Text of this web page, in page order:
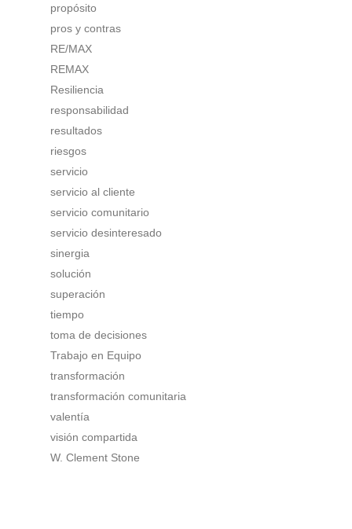
propósito
pros y contras
RE/MAX
REMAX
Resiliencia
responsabilidad
resultados
riesgos
servicio
servicio al cliente
servicio comunitario
servicio desinteresado
sinergia
solución
superación
tiempo
toma de decisiones
Trabajo en Equipo
transformación
transformación comunitaria
valentía
visión compartida
W. Clement Stone